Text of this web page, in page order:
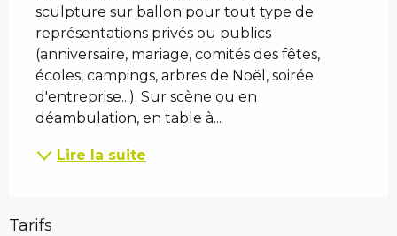
sculpture sur ballon pour tout type de
représentations privés ou publics
(anniversaire, mariage, comités des fêtes,
écoles, campings, arbres de Noël, soirée
d'entreprise...). Sur scène ou en
déambulation, en table à...
Lire la suite
Tarifs